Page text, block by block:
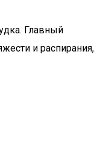
Главный
и распирания,